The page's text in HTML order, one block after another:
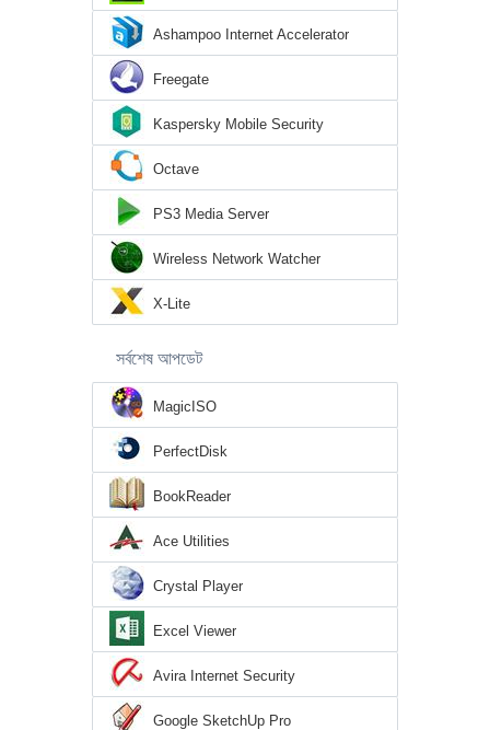
Ashampoo Internet Accelerator
Freegate
Kaspersky Mobile Security
Octave
PS3 Media Server
Wireless Network Watcher
X-Lite
সর্বশেষ আপডেট
MagicISO
PerfectDisk
BookReader
Ace Utilities
Crystal Player
Excel Viewer
Avira Internet Security
Google SketchUp Pro